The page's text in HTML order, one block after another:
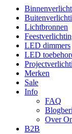
Lichtbronnen
LED dimmers
LED
Merken
Sale
Info
FAQ
Over
B2B